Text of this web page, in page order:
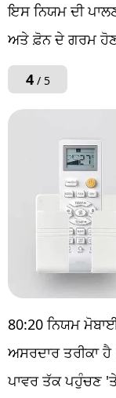
ਇਸ ਨਿਯਮ ਦੀ
ਅਤੇ ਫ਼ੋਨ ਦੇ ਗਰਮ
4/ 5
80:20 ਨਿਯਮ
ਅਸਰਦਾਰ ਤਰੀਕਾ
ਪਾਵਰ ਤੱਕ ਪਹੁੰਚਣ